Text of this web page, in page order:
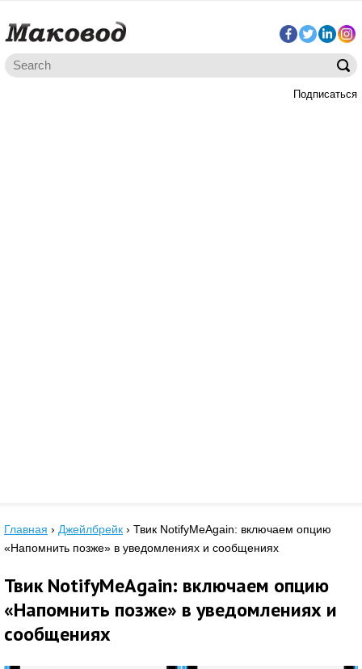
Подписаться
Главная › Джейлбрейк › Твик NotifyMeAgain: включаем опцию
«Напомнить позже» в уведомлениях и сообщениях
Твик NotifyMeAgain: включаем опцию
«Напомнить позже» в уведомлениях и
сообщениях